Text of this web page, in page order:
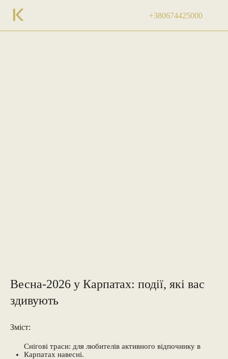
+380674425000
Весна-2026 у Карпатах: події, які вас
здивують
Зміст:
Снігові траси: для любителів активного відпочинку в
Карпатах навесні.